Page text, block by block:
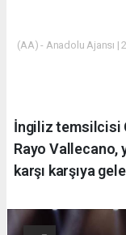
(AA) - Anadolu Ajansı |
İngiliz temsilcisi
Rayo Vallecano,
karşı karşıya